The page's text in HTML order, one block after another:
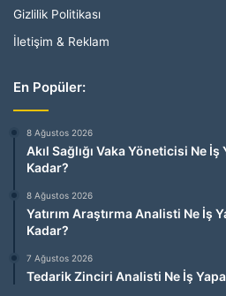
Gizlilik Politikası
İletişim & Reklam
En Popüler:
8 Ağustos 2026
Akıl Sağlığı Vaka Yöneticisi Ne İş
Kadar?
8 Ağustos 2026
Yatırım Araştırma Analisti Ne İş
Kadar?
7 Ağustos 2026
Tedarik Zinciri Analisti Ne İş